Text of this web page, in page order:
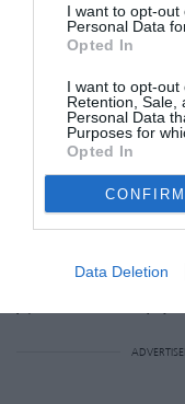
I want to opt-
Personal Data
Opted In
I want to opt-out
Retention, Sale,
Personal Data
Purposes for
Opted In
CONFIRM
Data Deletion
να δείχνουν
είναι πιο βαριά
να πέφτουν
κούρεμα θα
σπασίματα των
θα δείξουν
Αν θέλετε να
κλείσετε